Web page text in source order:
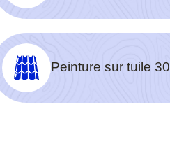
Peinture sur tuile 30